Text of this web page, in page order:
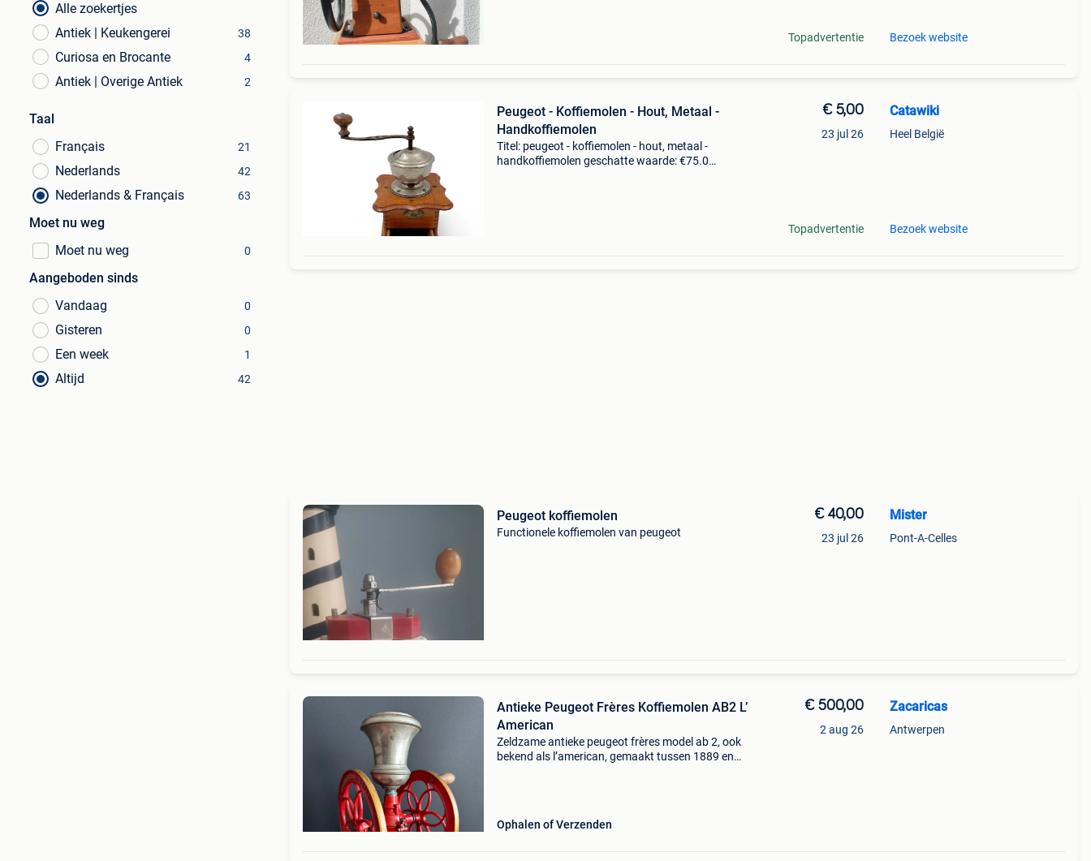
Alle zoekertjes
Antiek | Keukengerei
38
Curiosa en Brocante 4
Antiek | Overige Antiek 2
Taal
Français
21
Nederlands 42
Nederlands & Français 63
Moet nu weg
Moet nu weg
0
Aangeboden sinds
Vandaag
0
Gisteren 0
Een week 1
Altijd 42
Topadvertentie Bezoek website
Peugeot - Koffiemolen - Hout, Metaal -
Handkoffiemolen
Titel: peugeot - koffiemolen - hout, metaal -
handkoffiemolen geschatte waarde: €75.0
€ 5,00
23 jul 26
Topadvertentie
Catawiki
Heel België
Bezoek website
Peugeot koffiemolen
Functionele koffiemolen van peugeot
€ 40,00
23 jul 26
Mister
Pont-A-Celles
Antieke Peugeot Frères Koffiemolen AB2 L’
American
Zeldzame antieke peugeot frères model ab 2, ook
bekend als l’american, gemaakt tussen 1889 en
Ophalen of Verzenden
€ 500,00
2 aug 26
Zacaricas
Antwerpen